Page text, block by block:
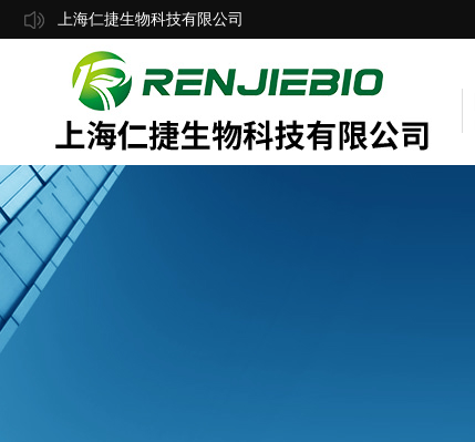
上海仁捷生物科技有限公司